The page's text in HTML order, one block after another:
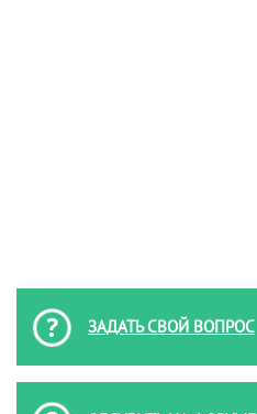
ЗАДАТЬ СВОЙ ВОПРОС